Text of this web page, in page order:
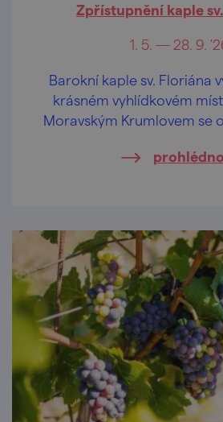
Zpřístupnění kaple
1. 5. — 28. 9.
Barokní kaple sv. Floriána
krásném vyhlídkovém
Moravským Krumlovem se